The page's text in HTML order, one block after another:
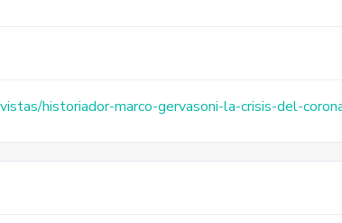
historiador-marco-gervasoni-la-crisis-del-